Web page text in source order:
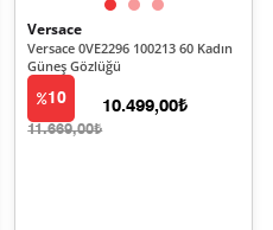
Versace
Versace 0VE2296 100213 60 Kadın
Güneş Gözlüğü
10
11.669,00₺
10.499,00₺